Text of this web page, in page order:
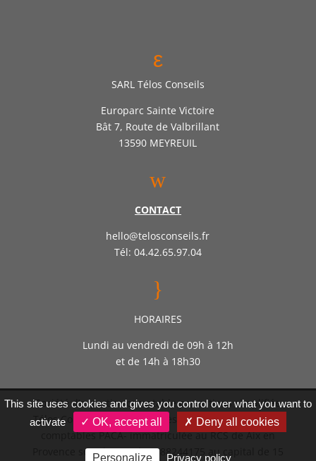
ε
SARL Télos Conseils
Europarc Sainte Victoire
Bât 7, Route de Valbrillant
13590 MEYREUIL
w
CONTACT
hello@telosconseils.fr
Tél: 04.42.65.97.04
}
HORAIRES
Lundi au vendredi de 09h à 12h
et de 14h à 18h30
Société d’expertise comptable par actions simplifiée
Télos Conseil – Inscrite auprès de l’ordre des experts
comptables PACA- immatriculée au RCS de Aix en
Provence sous le numéro 888244175 au capital de 15
This site uses cookies and gives you control over what you want to
activate
✓ OK, accept all ✗ Deny all cookies
Personalize Privacy policy